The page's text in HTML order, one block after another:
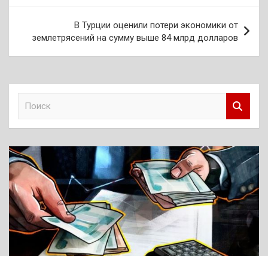
записям
В Турции оценили потери экономики от
землетрясений на сумму выше 84 млрд долларов
к